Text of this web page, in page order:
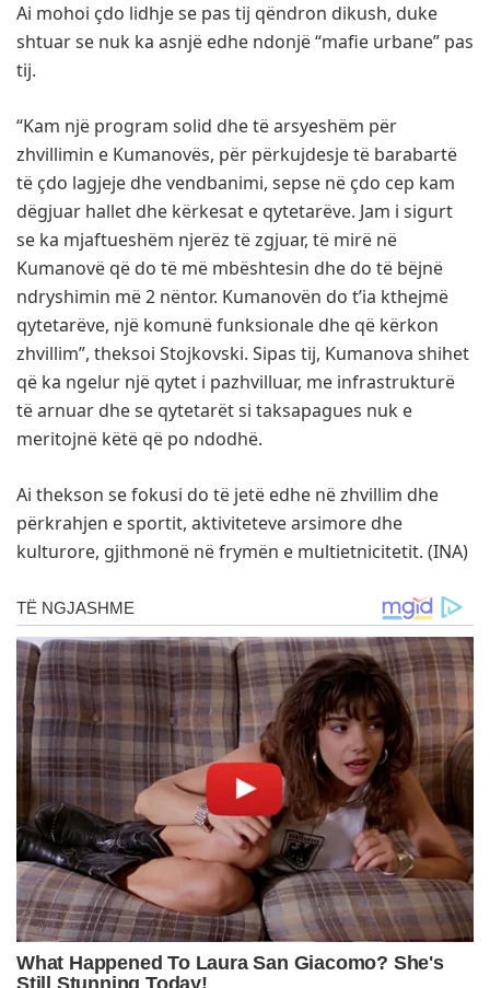
Ai mohoi çdo lidhje se pas tij qëndron dikush, duke
shtuar se nuk ka asnjë edhe ndonjë “mafie urbane” pas
tij.
“Kam një program solid dhe të arsyeshëm për
zhvillimin e Kumanovës, për përkujdesje të barabartë
të çdo lagjeje dhe vendbanimi, sepse në çdo cep kam
dëgjuar hallet dhe kërkesat e qytetarëve. Jam i sigurt
se ka mjaftueshëm njerëz të zgjuar, të mirë në
Kumanovë që do të më mbështesin dhe do të bëjnë
ndryshimin më 2 nëntor. Kumanovën do t’ia kthejmë
qytetarëve, një komunë funksionale dhe që kërkon
zhvillim”, theksoi Stojkovski. Sipas tij, Kumanova shihet
që ka ngelur një qytet i pazhvilluar, me infrastrukturë
të arnuar dhe se qytetarët si taksapagues nuk e
meritojnë këtë që po ndodhë.
Ai thekson se fokusi do të jetë edhe në zhvillim dhe
përkrahjen e sportit, aktiviteteve arsimore dhe
kulturore, gjithmonë në frymën e multietnicitetit. (INA)